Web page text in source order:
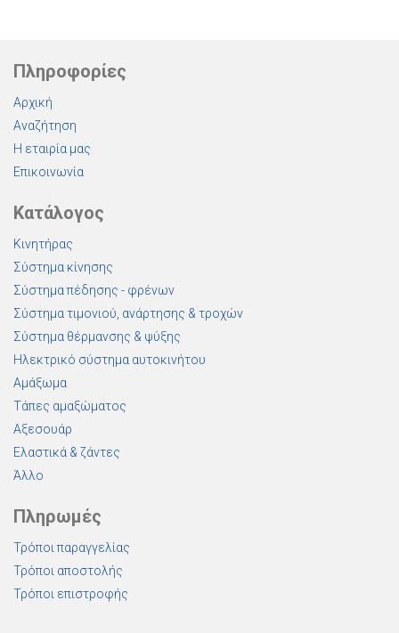
Πληροφορίες
Αρχική
Αναζήτηση
Η εταιρία μας
Επικοινωνία
Κατάλογος
Κινητήρας
Σύστημα κίνησης
Σύστημα πέδησης - φρένων
Σύστημα τιμονιού, ανάρτησης & τροχών
Σύστημα θέρμανσης & ψύξης
Ηλεκτρικό σύστημα αυτοκινήτου
Αμάξωμα
Τάπες αμαξώματος
Αξεσουάρ
Ελαστικά & ζάντες
Άλλο
Πληρωμές
Τρόποι παραγγελίας
Τρόποι αποστολής
Τρόποι επιστροφής